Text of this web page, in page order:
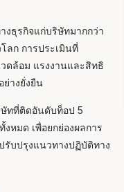
งธุรกิจแก่บริษัทมากกว่า
ลก การประเมินที่
ดล้อม แรงงานและสิทธิ
างยั่งยืน
ษัทที่ติดอันดับท็อป 5
หมด เพื่อยกย่องผลการ
บปรุงแนวทางปฏิบัติทาง